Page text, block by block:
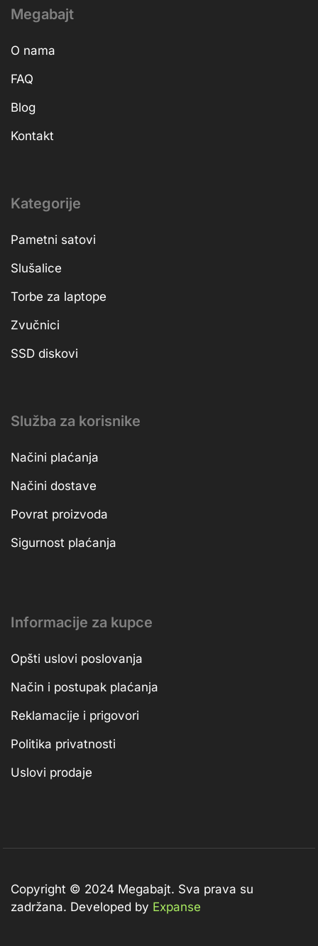
Megabajt
O nama
FAQ
Blog
Kontakt
Kategorije
Pametni satovi
Slušalice
Torbe za laptope
Zvučnici
SSD diskovi
Služba za korisnike
Načini plaćanja
Načini dostave
Povrat proizvoda
Sigurnost plaćanja
Informacije za kupce
Opšti uslovi poslovanja
Način i postupak plaćanja
Reklamacije i prigovori
Politika privatnosti
Uslovi prodaje
Copyright © 2024 Megabajt. Sva prava su
zadržana. Developed by Expanse